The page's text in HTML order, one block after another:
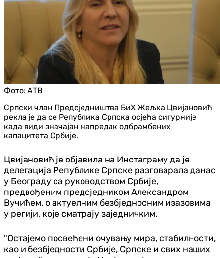
Фото: АТВ
Српски члан Предсједништва БиХ Жељка Цвијановић
рекла је да се Република Српска осјећа сигурније
када види значајан напредак одбрамбених
капацитета Србије.
Цвијановић је објавила на Инстаграму да је
делегација Републике Српске разговарала данас
у Београду са руководством Србије,
предвођеним предсједником Александром
Вучићем, о актуелним безбједносним изазовима
у регији, које сматрају заједничким.
"Остајемо посвећени очувању мира, стабилности,
као и безбједности Србије, Српске и свих наших